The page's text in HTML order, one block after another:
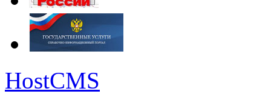
HostCMS